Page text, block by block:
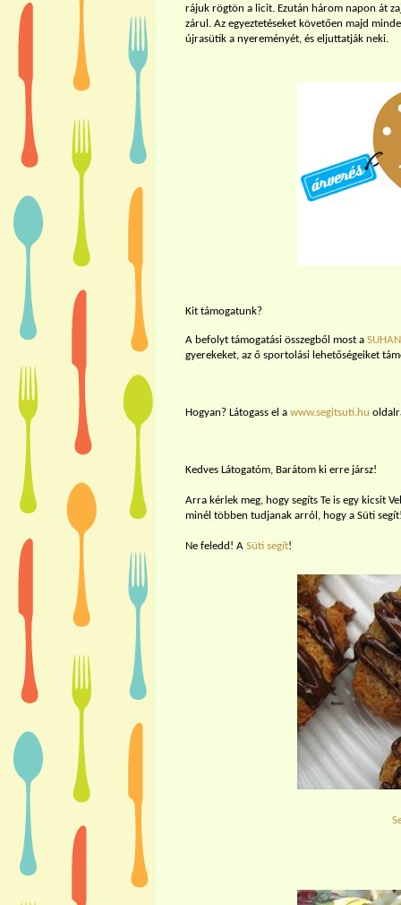
rájuk rögtön a licit. Ezután három napon át
zárul. Az egyeztetéseket követően majd
újrasütik a nyereményét, és eljuttatják neki.
Kit támogatunk?
A befolyt támogatási összegből most a
gyerekeket, az ő sportolási lehetőségeiket
Hogyan? Látogass el a www.segitsuti.hu
Kedves Látogatóm, Barátom ki erre jársz!
Arra kérlek meg, hogy segíts Te is egy kicsit
minél többen tudjanak arról, hogy a Süti
Ne feledd! A Süti segít!